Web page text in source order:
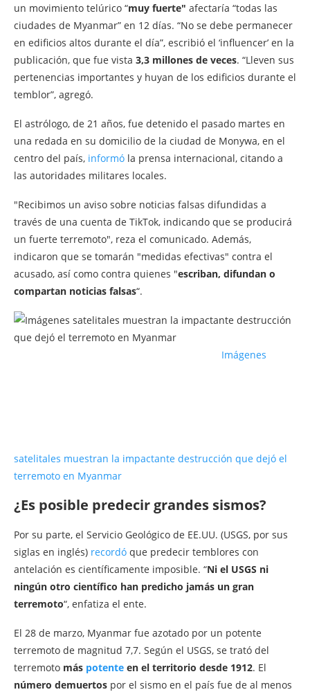
un movimiento telúrico “muy fuerte" afectaría “todas las
ciudades de Myanmar” en 12 días. “No se debe permanecer
en edificios altos durante el día”, escribió el ‘influencer’ en la
publicación, que fue vista 3,3 millones de veces. “Lleven sus
pertenencias importantes y huyan de los edificios durante el
temblor”, agregó.
El astrólogo, de 21 años, fue detenido el pasado martes en
una redada en su domicilio de la ciudad de Monywa, en el
centro del país, informó la prensa internacional, citando a
las autoridades militares locales.
"Recibimos un aviso sobre noticias falsas difundidas a
través de una cuenta de TikTok, indicando que se producirá
un fuerte terremoto", reza el comunicado. Además,
indicaron que se tomarán "medidas efectivas" contra el
acusado, así como contra quienes "escriban, difundan o
compartan noticias falsas“.
Imágenes
satelitales muestran la impactante destrucción que dejó el
terremoto en Myanmar
¿Es posible predecir grandes sismos?
Por su parte, el Servicio Geológico de EE.UU. (USGS, por sus
siglas en inglés) recordó que predecir temblores con
antelación es científicamente imposible. “Ni el USGS ni
ningún otro científico han predicho jamás un gran
terremoto“, enfatiza el ente.
El 28 de marzo, Myanmar fue azotado por un potente
terremoto de magnitud 7,7. Según el USGS, se trató del
terremoto más potente en el territorio desde 1912. El
número demuertos por el sismo en el país fue de al menos